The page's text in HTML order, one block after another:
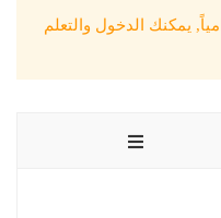
يمكنك الدخول والتعلم